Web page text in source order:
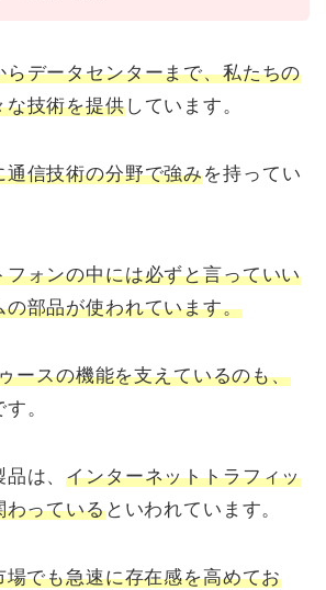
らデータセンターまで、私たちの
な技術を提供しています。
通信技術の分野で強みを持ってい
フォンの中には必ずと言っていい
の部品が使われています。
ースの機能を支えているのも、
。
品は、インターネットトラフィッ
わっているといわれています。
場でも急速に存在感を高めてお